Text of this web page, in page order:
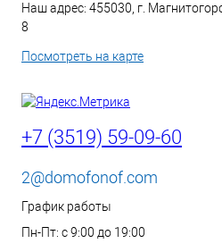
Наш адрес: 455030, г.
8
Посмотреть на карте
+7 (3519) 59-09-60
2@domofonof.com
График работы
Пн-Пт: с 9:00 до 19:00